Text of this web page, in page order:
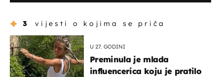
3 vijesti o kojima se priča
U 27. GODINI
Preminula je mlada
influencerica koju je pratilo